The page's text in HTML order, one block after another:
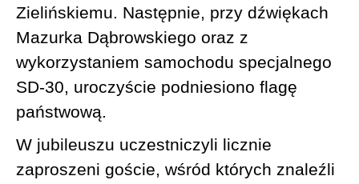
Zielińskiemu. Następnie, przy dźwiękach
Mazurka Dąbrowskiego oraz z
wykorzystaniem samochodu specjalnego
SD-30, uroczyście podniesiono flagę
państwową.
W jubileuszu uczestniczyli licznie
zaproszeni goście, wśród których znaleźli